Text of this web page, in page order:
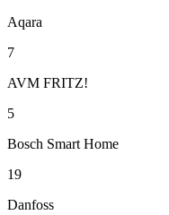
Aqara
7
AVM FRITZ!
5
Bosch Smart Home
19
Danfoss